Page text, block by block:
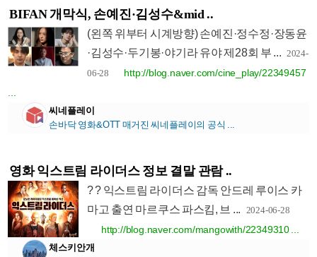
BIFAN 개막식, 손예진·김성수&mid ..
(왼쪽 위부터 시계방향) 손예진·정수정·장동윤
·김성수·두기봉·야기라 유야 제28회 부 ... 2024-
06-28
http://blog.naver.com/cine_play/22349457
씨네플레이
손바닥 영화&OTT 매거진 씨네플레이의 공식 ...
영화 익스트림 라이더스 정보 결말 관람 ..
? ? 익스트림 라이더스 감독 안드레 루이스 카
마고 출연 마르쿠스 파스킴, 브 ...
2024-06-28
http://blog.naver.com/mangowith/22349310 ...
체스키안개